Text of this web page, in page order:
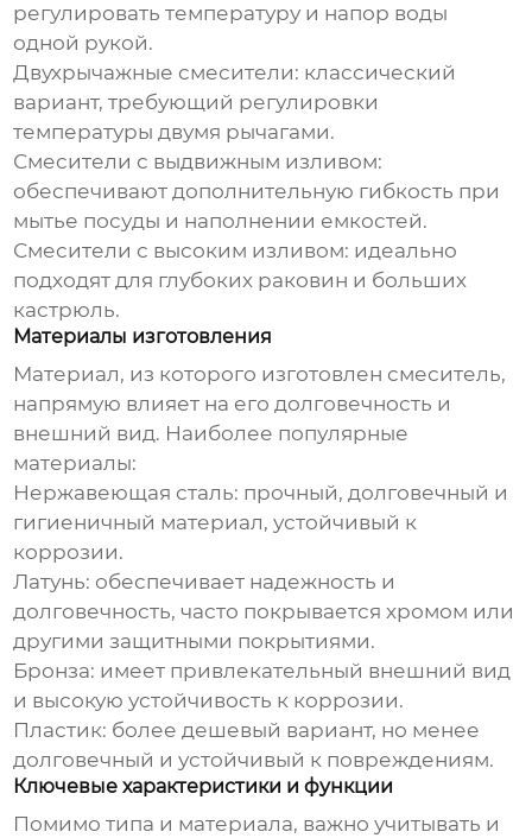
регулировать температуру и напор воды
одной рукой.
Двухрычажные смесители: классический
вариант, требующий регулировки
температуры двумя рычагами.
Смесители с выдвижным изливом:
обеспечивают дополнительную гибкость при
мытье посуды и наполнении емкостей.
Смесители с высоким изливом: идеально
подходят для глубоких раковин и больших
кастрюль.
Материалы изготовления
Материал, из которого изготовлен смеситель,
напрямую влияет на его долговечность и
внешний вид. Наиболее популярные
материалы:
Нержавеющая сталь: прочный, долговечный и
гигиеничный материал, устойчивый к
коррозии.
Латунь: обеспечивает надежность и
долговечность, часто покрывается хромом или
другими защитными покрытиями.
Бронза: имеет привлекательный внешний вид
и высокую устойчивость к коррозии.
Пластик: более дешевый вариант, но менее
долговечный и устойчивый к повреждениям.
Ключевые характеристики и функции
Помимо типа и материала, важно учитывать и